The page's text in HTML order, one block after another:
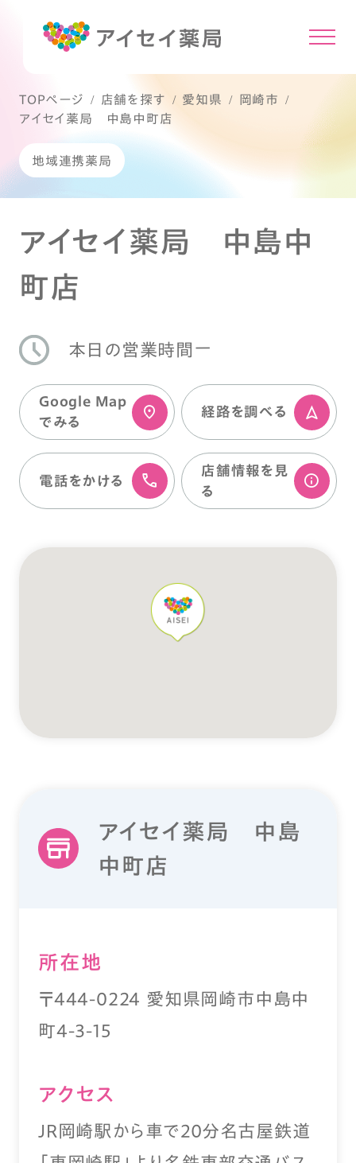
TOPページ 店舗を探す 愛知県
岡崎市
アイセイ薬局 中島中町店
地域連携薬局
アイセイ薬局 中島中
町店
本日の営業時間 ー
Google Map
でみる
経路を調べる
電話をかける
店舗情報を⾒
る
アイセイ薬局 中島
中町店
所在地
〒444-0224 愛知県岡崎市中島中
町4-3-15
アクセス
JR岡崎駅から車で２０分名古屋鉄道